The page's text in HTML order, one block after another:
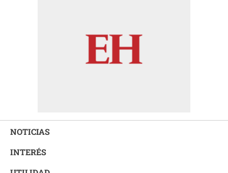
NOTICIAS
INTERÉS